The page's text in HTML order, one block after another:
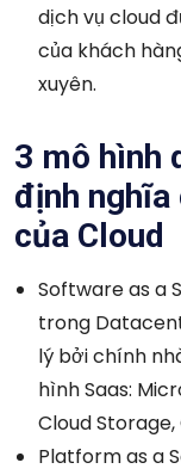
dịch vụ cloud
của khách
xuyên.
3 mô hình
định nghĩa
của Cloud
Software as a
trong
lý bởi chính
hình Saas:
Cloud Storage,
Platform as a